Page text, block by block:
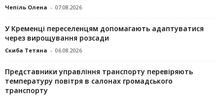
Чепіль Олена - 07.08.2026
У Кременці переселенцям допомагають адаптуватися
через вирощування розсади
Скиба Тетяна - 06.08.2026
Представники управління транспорту перевіряють
температуру повітря в салонах громадського
транспорту